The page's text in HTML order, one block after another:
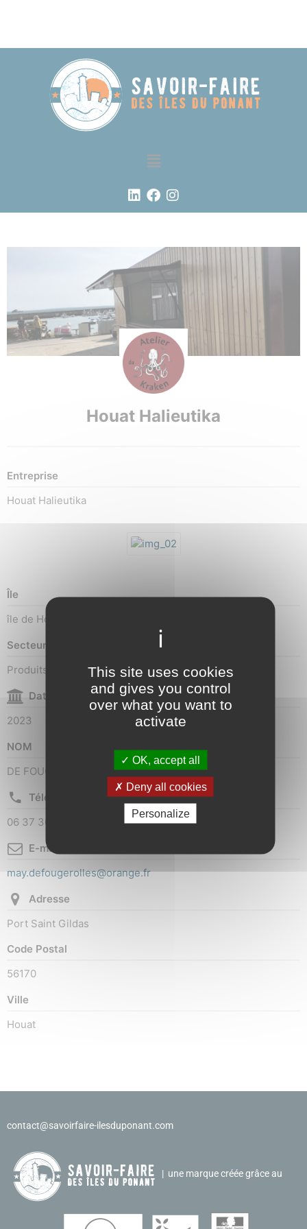
Houat Halieutika
Entreprise
Houat Halieutika
Île
île de Houat
Secteur d'activité
Produits de la mer
Date de création
2023
NOM
DE FOUGEROLLES May
Téléphone
06 37 30 00 64
E-mail
may.defougerolles@orange.fr
Adresse
Port Saint Gildas
Code Postal
56170
Ville
Houat
contact@savoirfaire-ilesduponant.com
| une marque créée grâce au
This site uses cookies
and gives you control
over what you want to
activate
OK, accept all
Deny all cookies
Personalize